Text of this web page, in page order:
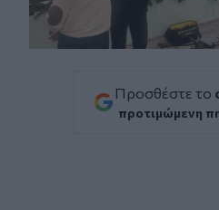
Προσθέστε το
προτιμώμενη